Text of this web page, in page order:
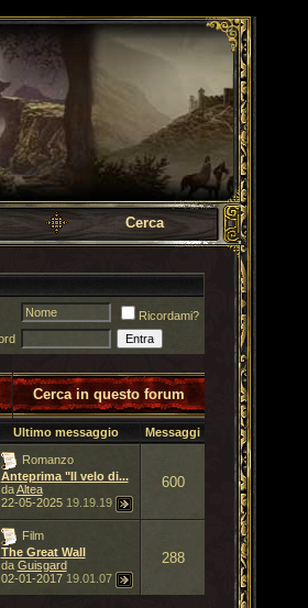
Cerca
Ricordami?
Cerca in questo forum
Ultimo messaggio Messaggi
Romanzo
Anteprima "Il velo di...
daAltea
22-05-2025 19.19.19
600
Film
The Great Wall
da Guisgard
02-01-2017 19.01.07
288